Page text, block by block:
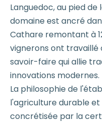
Languedoc, au pied de
domaine est ancré
Cathare remontant à
vignerons ont
savoir-faire qui allie
innovations modernes.
La philosophie de
l'agriculture durable
concrétisée par la